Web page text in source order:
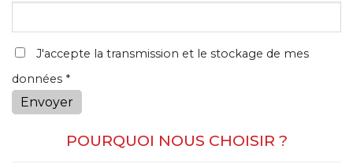
J'accepte la transmission et le stockage de mes
données *
Envoyer
POURQUOI NOUS CHOISIR ?